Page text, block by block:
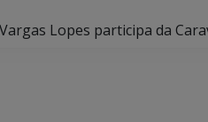
Lopes participa da